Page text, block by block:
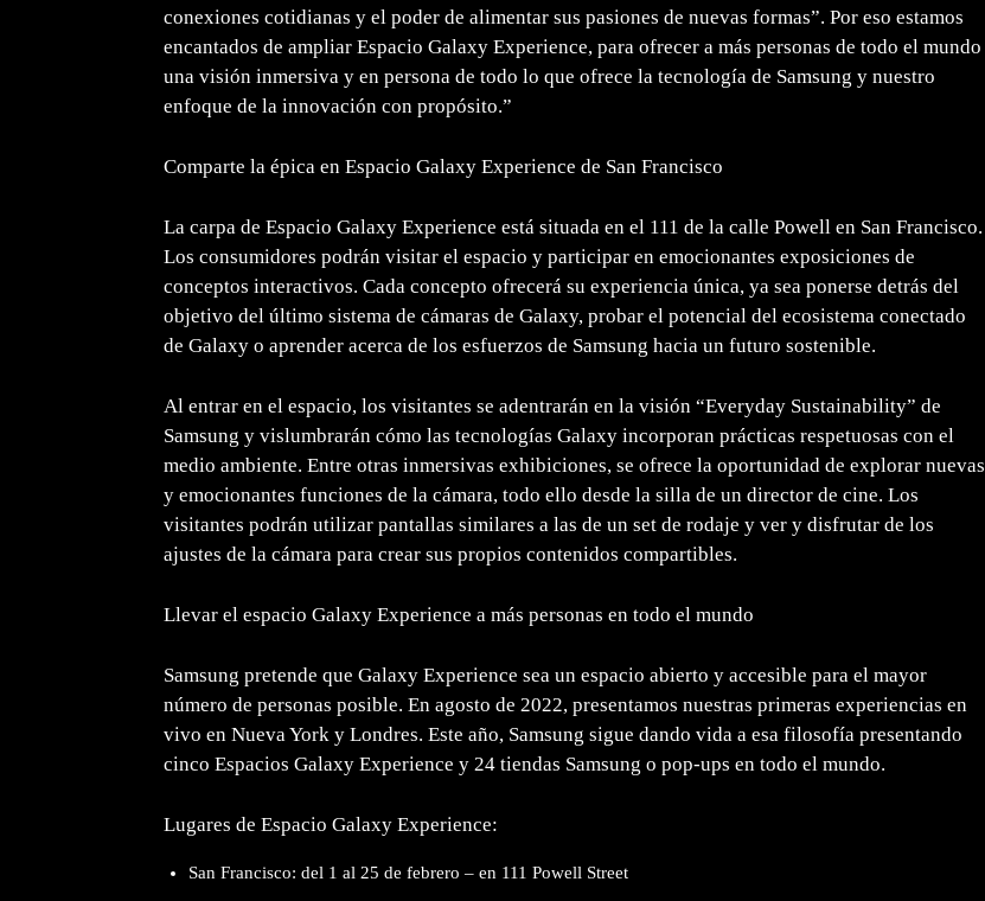
conexiones cotidianas y el poder de alimentar sus pasiones de nuevas formas”. Por eso estamos
encantados de ampliar Espacio Galaxy Experience, para ofrecer a más personas de todo el mundo
una visión inmersiva y en persona de todo lo que ofrece la tecnología de Samsung y nuestro
enfoque de la innovación con propósito.”
Comparte la épica en Espacio Galaxy Experience de San Francisco
La carpa de Espacio Galaxy Experience está situada en el 111 de la calle Powell en San Francisco.
Los consumidores podrán visitar el espacio y participar en emocionantes exposiciones de
conceptos interactivos. Cada concepto ofrecerá su experiencia única, ya sea ponerse detrás del
objetivo del último sistema de cámaras de Galaxy, probar el potencial del ecosistema conectado
de Galaxy o aprender acerca de los esfuerzos de Samsung hacia un futuro sostenible.
Al entrar en el espacio, los visitantes se adentrarán en la visión “Everyday Sustainability” de
Samsung y vislumbrarán cómo las tecnologías Galaxy incorporan prácticas respetuosas con el
medio ambiente. Entre otras inmersivas exhibiciones, se ofrece la oportunidad de explorar nuevas
y emocionantes funciones de la cámara, todo ello desde la silla de un director de cine. Los
visitantes podrán utilizar pantallas similares a las de un set de rodaje y ver y disfrutar de los
ajustes de la cámara para crear sus propios contenidos compartibles.
Llevar el espacio Galaxy Experience a más personas en todo el mundo
Samsung pretende que Galaxy Experience sea un espacio abierto y accesible para el mayor
número de personas posible. En agosto de 2022, presentamos nuestras primeras experiencias en
vivo en Nueva York y Londres. Este año, Samsung sigue dando vida a esa filosofía presentando
cinco Espacios Galaxy Experience y 24 tiendas Samsung o pop-ups en todo el mundo.
Lugares de Espacio Galaxy Experience:
San Francisco: del 1 al 25 de febrero – en 111 Powell Street